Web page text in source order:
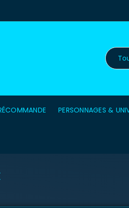
PERSONNAGES &